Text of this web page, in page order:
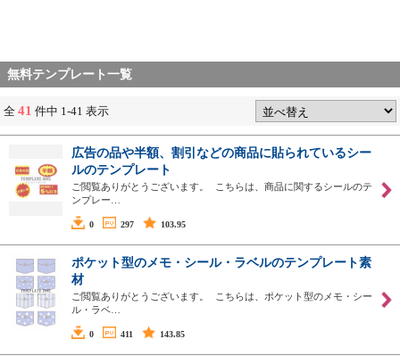
無料テンプレート一覧
全 41 件中 1-41 表示
広告の品や半額、割引などの商品に貼られているシー
ルのテンプレート
ご閲覧ありがとうございます。 こちらは、商品に関するシールのテ
ンプレー…
0 297 103.95
ポケット型のメモ・シール・ラベルのテンプレート素
材
ご閲覧ありがとうございます。 こちらは、ポケット型のメモ・シー
ル・ラベ…
0 411 143.85